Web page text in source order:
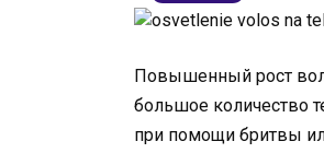
Повышенный рост
большое количество
при помощи бритвы